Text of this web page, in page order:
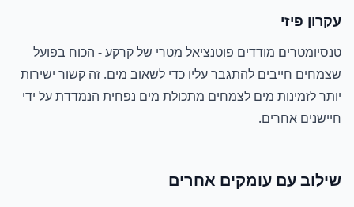
עקרון פיזי
טנסיומטרים מודדים פוטנציאל מטרי של קרקע - הכוח בפועל
שצמחים חייבים להתגבר עליו כדי לשאוב מים. זה קשור ישירות
יותר לזמינות מים לצמחים מתכולת מים נפחית הנמדדת על ידי
חיישנים אחרים.
שילוב עם עומקים אחרים